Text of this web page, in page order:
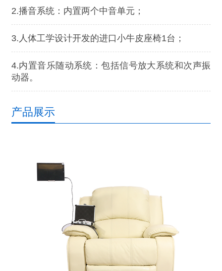
2.播音系统：内置两个中音单元；
3.人体工学设计开发的进口小牛皮座椅1台；
4.内置音乐随动系统：包括信号放大系统和次声振
动器。
产品展示